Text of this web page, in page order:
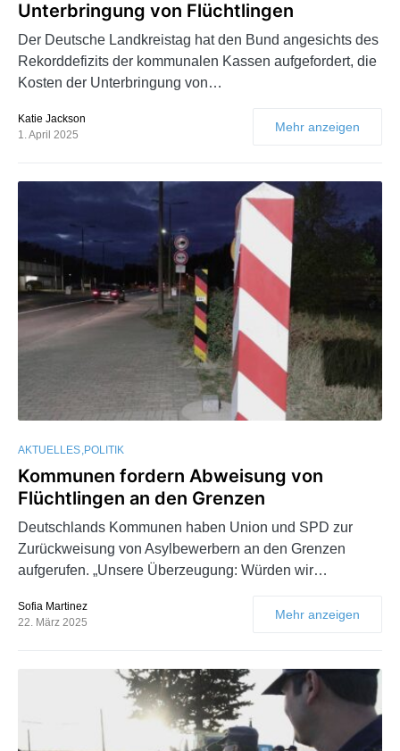
Unterbringung von Flüchtlingen
Der Deutsche Landkreistag hat den Bund angesichts des
Rekorddefizits der kommunalen Kassen aufgefordert, die
Kosten der Unterbringung von…
Katie Jackson
1. April 2025
Mehr anzeigen
AKTUELLES POLITIK
Kommunen fordern Abweisung von
Flüchtlingen an den Grenzen
Deutschlands Kommunen haben Union und SPD zur
Zurückweisung von Asylbewerbern an den Grenzen
aufgerufen. „Unsere Überzeugung: Würden wir…
Sofia Martinez
22. März 2025
Mehr anzeigen